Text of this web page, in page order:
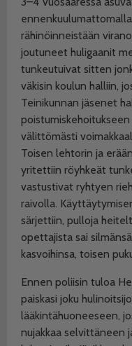
rähinöinneistään
joutuneet huligaanit
tunkeutuivat sitten
väkisin koulun halliin,
Teinikunnan jäsenet
välittömästi
Toisen lehtorin ja
yritettiin röyhkeät
vastustivat ryhtyen
raivolla.
särjettiin, pulloja
opettajista sai
kasvoihinsa, toisen
Ennen poliisin tuloa
paiskasi joku
lääkintähuoneeseen,
nujakkaa selvittäneen